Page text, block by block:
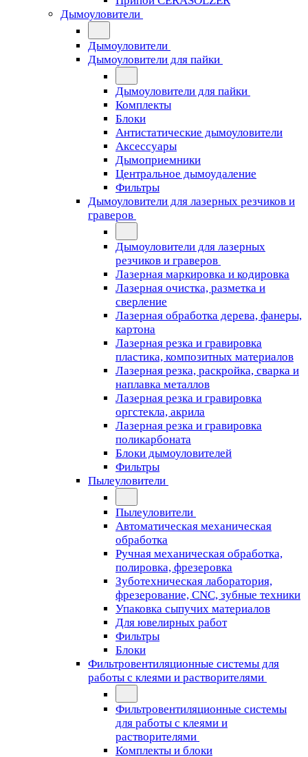
Дымоуловители
Дымоуловители
Дымоуловители для пайки
Дымоуловители для пайки
Комплекты
Блоки
Антистатические дымоуловители
Аксессуары
Дымоприемники
Центральное дымоудаление
Фильтры
Дымоуловители для лазерных резчиков и
граверов
Дымоуловители для лазерных
резчиков и граверов
Лазерная маркировка и кодировка
Лазерная очистка, разметка и
сверление
Лазерная обработка дерева, фанеры,
картона
Лазерная резка и гравировка
пластика, композитных материалов
Лазерная резка, раскройка, сварка и
наплавка металлов
Лазерная резка и гравировка
оргстекла, акрила
Лазерная резка и гравировка
поликарбоната
Блоки дымоуловителей
Фильтры
Пылеуловители
Пылеуловители
Автоматическая механическая
обработка
Ручная механическая обработка,
полировка, фрезеровка
Зуботехническая лаборатория,
фрезерование, CNC, зубные техники
Упаковка сыпучих материалов
Для ювелирных работ
Фильтры
Блоки
Фильтровентиляционные системы для
работы с клеями и растворителями
Фильтровентиляционные системы
для работы с клеями и
растворителями
Комплекты и блоки